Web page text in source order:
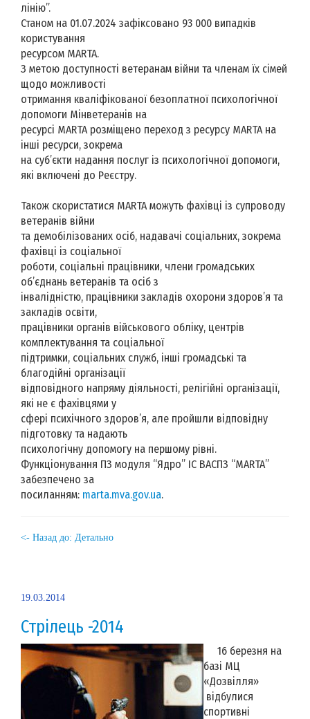
лінію”.
Станом на 01.07.2024 зафіксовано 93 000 випадків
користування
ресурсом MARTA.
З метою доступності ветеранам війни та членам їх сімей
щодо можливості
отримання кваліфікованої безоплатної психологічної
допомоги Мінветеранів на
ресурсі MARTA розміщено переход з ресурсу MARTA на
інші ресурси, зокрема
на суб’єкти надання послуг із психологічної допомоги,
які включені до Реєстру.
Також скористатися MARTA можуть фахівці із супроводу
ветеранів війни
та демобілізованих осіб, надавачі соціальних, зокрема
фахівці із соціальної
роботи, соціальні працівники, члени громадських
об’єднань ветеранів та осіб з
інвалідністю, працівники закладів охорони здоров’я та
закладів освіти,
працівники органів військового обліку, центрів
комплектування та соціальної
підтримки, соціальних служб, інші громадські та
благодійні організації
відповідного напряму діяльності, релігійні організації,
які не є фахівцями у
сфері психічного здоров’я, але пройшли відповідну
підготовку та надають
психологічну допомогу на першому рівні.
Функціонування ПЗ модуля “Ядро” ІС ВАCПЗ “MARTA”
забезпечено за
посиланням: marta.mva.gov.ua.
<- Назад до: Детально
19.03.2014
Стрілець -2014
16 березня на
базі МЦ
«Дозвілля»
відбулися
спортивні